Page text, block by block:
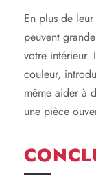
En plus de
peuvent
votre intérieur.
couleur,
même aider à
une pièce